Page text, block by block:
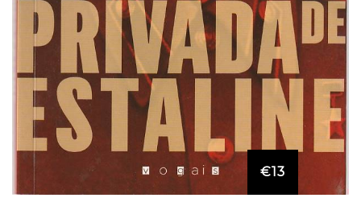
€13